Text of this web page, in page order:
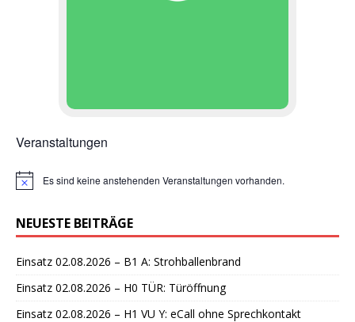
Veranstaltungen
H
w
e
s
Es sind keine anstehenden Veranstaltungen vorhanden.
NEUESTE BEITRÄGE
Einsatz 02.08.2026 – B1 A: Strohballenbrand
Einsatz 02.08.2026 – H0 TÜR: Türöffnung
Einsatz 02.08.2026 – H1 VU Y: eCall ohne Sprechkontakt